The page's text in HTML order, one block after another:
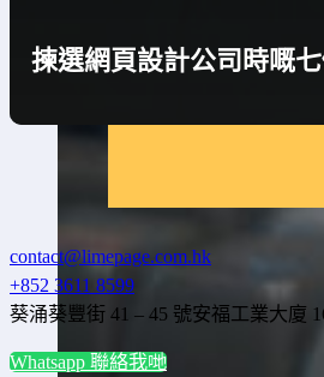
揀選網頁設計公司時嘅
contact@limepage.com.hk
+852 3611 8599
葵涌葵豐街 41 – 45 號安福工業大廈
Whatsapp 聯絡我哋